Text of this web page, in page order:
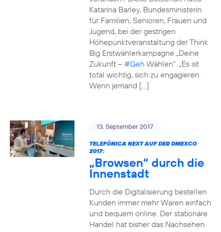
Katarina Barley, Bundesministerin
für Familien, Senioren, Frauen und
Jugend, bei der gestrigen
Höhepunktveranstaltung der Think
Big Erstwählerkampagne „Deine
Zukunft – #Geh Wählen“. „Es ist
total wichtig, sich zu engagieren.
Wenn jemand […]
13. September 2017
TELEFÓNICA NEXT AUF DER DMEXCO
2017:
„Browsen“ durch die
Innenstadt
Durch die Digitalisierung bestellen
Kunden immer mehr Waren einfach
und bequem online. Der stationäre
Handel hat bisher das Nachsehen